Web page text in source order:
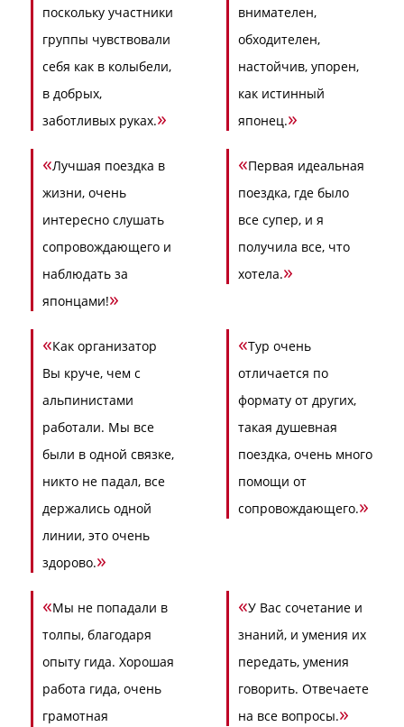
поскольку участники
группы чувствовали
себя как в колыбели,
в добрых,
заботливых руках.»
внимателен,
обходителен,
настойчив, упорен,
как истинный
японец.»
«Лучшая поездка в
жизни, очень
интересно слушать
сопровождающего и
наблюдать за
японцами!»
«Первая идеальная
поездка, где было
все супер, и я
получила все, что
хотела.»
«Как организатор
Вы круче, чем с
альпинистами
работали. Мы все
были в одной связке,
никто не падал, все
держались одной
линии, это очень
здорово.»
«Тур очень
отличается по
формату от других,
такая душевная
поездка, очень много
помощи от
сопровождающего.»
«Мы не попадали в
толпы, благодаря
опыту гида. Хорошая
работа гида, очень
грамотная
«У Вас сочетание и
знаний, и умения их
передать, умения
говорить. Отвечаете
на все вопросы.»